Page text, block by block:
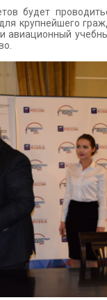
будет
крупнейшего